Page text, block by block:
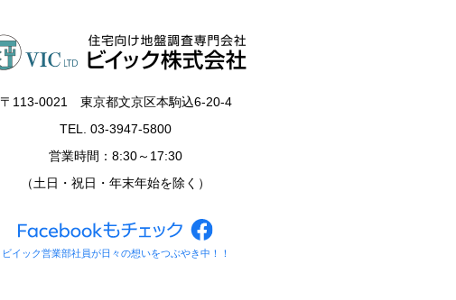
〒113‐0021 東京都文京区本駒込6-20-4
TEL. 03-3947-5800
営業時間：8:30～17:30
（土日・祝日・年末年始を除く）
ビイック営業部社員が日々の想いをつぶやき中！！